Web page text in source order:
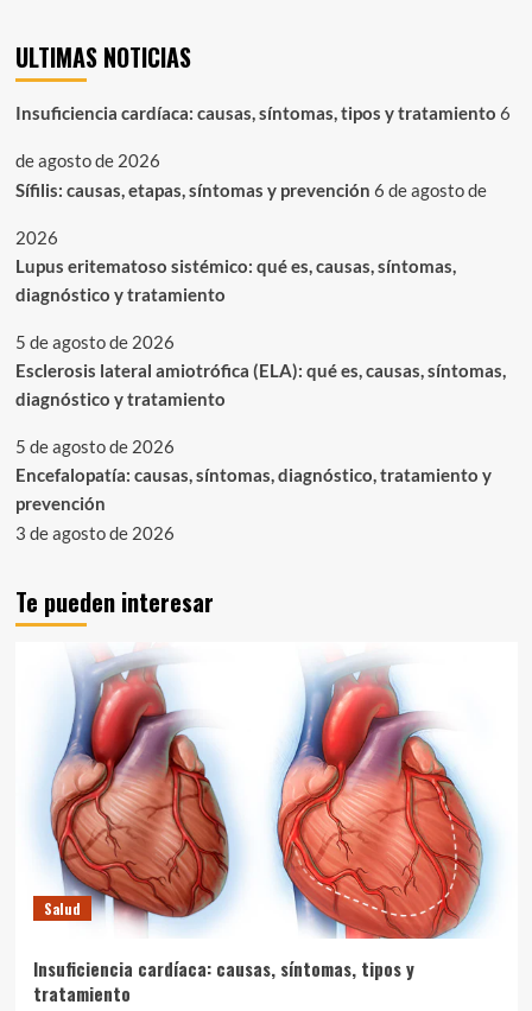
ULTIMAS NOTICIAS
Insuficiencia cardíaca: causas, síntomas, tipos y tratamiento 6
de agosto de 2026
Sífilis: causas, etapas, síntomas y prevención 6 de agosto de
2026
Lupus eritematoso sistémico: qué es, causas, síntomas,
diagnóstico y tratamiento
5 de agosto de 2026
Esclerosis lateral amiotrófica (ELA): qué es, causas, síntomas,
diagnóstico y tratamiento
5 de agosto de 2026
Encefalopatía: causas, síntomas, diagnóstico, tratamiento y
prevención
3 de agosto de 2026
Te pueden interesar
Salud
Insuficiencia cardíaca: causas, síntomas, tipos y
tratamiento